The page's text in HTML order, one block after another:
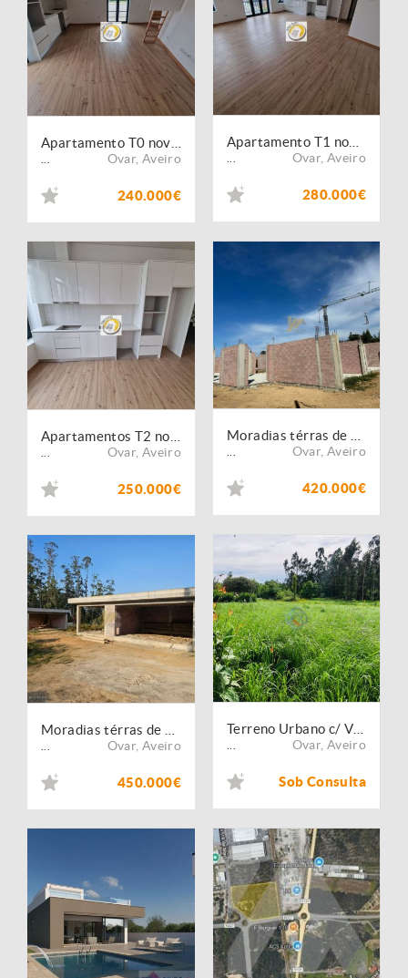
Ovar, Aveiro
240.000€
Ovar, Aveiro
280.000€
Ovar, Aveiro
250.000€
Ovar, Aveiro
420.000€
Ovar, Aveiro
450.000€
Ovar, Aveiro
Sob Consulta